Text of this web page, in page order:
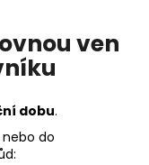
ven
dobu.
do